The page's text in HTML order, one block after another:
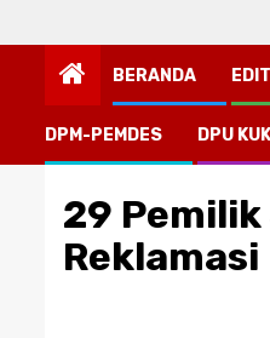
BERANDA
DPM-PEMDES DPU
29 Pemilik
Reklamasi